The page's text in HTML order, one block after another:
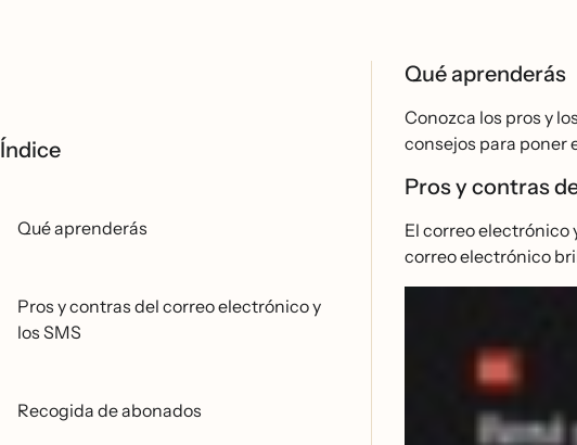
Índice
Qué aprenderás
Pros y contras del correo electrónico y
los SMS
Recogida de abonados
Qué aprenderás
Conozca los pros y
consejos para poner
Pros y contras
El correo electrónico
correo electrónico